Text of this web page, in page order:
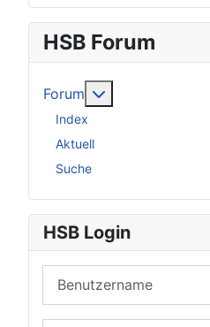
HSB Forum
Forum
Index
Aktuell
Suche
HSB Login